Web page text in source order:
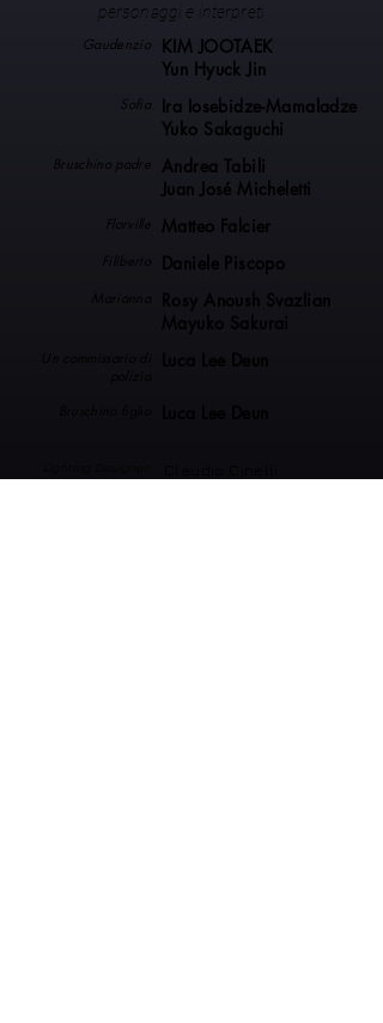
personaggi e interpreti
Gaudenzio
KIM JOOTAEK
Yun Hyuck Jin
Sofia
Ira Iosebidze-Mamaladze
Yuko Sakaguchi
Bruschino padre Andrea Tabili
Juan José Micheletti
Florville Matteo Falcier
Filiberto Daniele Piscopo
Marianna
Rosy Anoush Svazlian